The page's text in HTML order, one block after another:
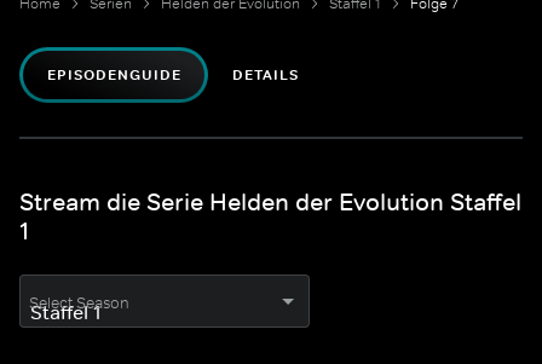
EPISODENGUIDE DETAILS
Stream die Serie Helden der Evolution Staffel
1
Select Season